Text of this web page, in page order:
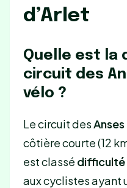
d’Arlet
Quelle est la
circuit des
vélo ?
Le circuit desAnses
côtière courte (12
est classé difficulté
aux cyclistes ayant